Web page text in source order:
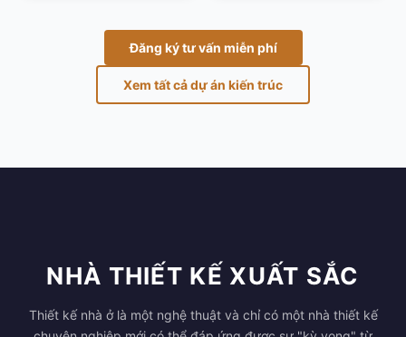
Đăng ký tư vấn miễn phí
Xem tất cả dự án kiến trúc
NHÀ THIẾT KẾ XUẤT SẮC
Thiết kế nhà ở là một nghệ thuật và chỉ có một nhà thiết kế